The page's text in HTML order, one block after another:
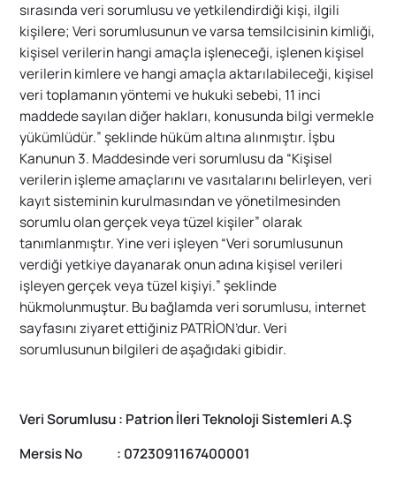
sırasında veri sorumlusu ve yetkilendirdiği kişi, ilgili
kişilere; Veri sorumlusunun ve varsa temsilcisinin kimliği,
kişisel verilerin hangi amaçla işleneceği, işlenen kişisel
verilerin kimlere ve hangi amaçla aktarılabileceği, kişisel
veri toplamanın yöntemi ve hukuki sebebi, 11 inci
maddede sayılan diğer hakları, konusunda bilgi vermekle
yükümlüdür.” şeklinde hüküm altına alınmıştır. İşbu
Kanunun 3. Maddesinde veri sorumlusu da “Kişisel
verilerin işleme amaçlarını ve vasıtalarını belirleyen, veri
kayıt sisteminin kurulmasından ve yönetilmesinden
sorumlu olan gerçek veya tüzel kişiler” olarak
tanımlanmıştır. Yine veri işleyen “Veri sorumlusunun
verdiği yetkiye dayanarak onun adına kişisel verileri
işleyen gerçek veya tüzel kişiyi.” şeklinde
hükmolunmuştur. Bu bağlamda veri sorumlusu, internet
sayfasını ziyaret ettiğiniz PATRİON’dur. Veri
sorumlusunun bilgileri de aşağıdaki gibidir.
Veri Sorumlusu : Patrion İleri Teknoloji Sistemleri A.Ş
Mersis No : 0723091167400001